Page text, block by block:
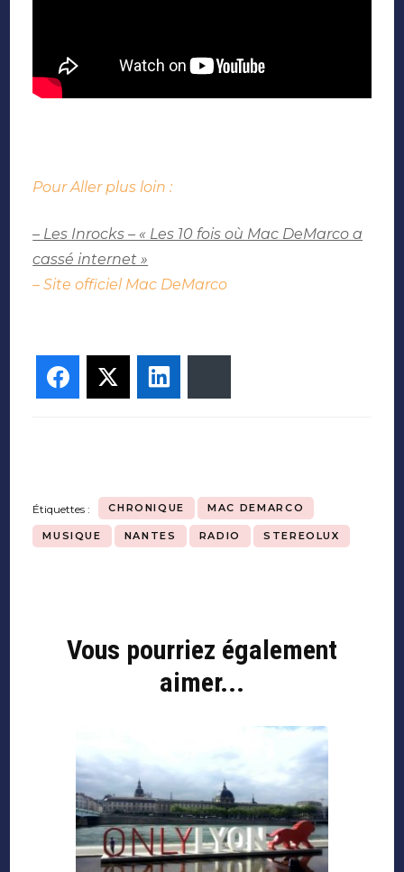
Pour Aller plus loin :
– Les Inrocks – « Les 10 fois où Mac DeMarco a
cassé internet »
– Site officiel Mac DeMarco
FacebookTwitter
Étiquettes : CHRONIQUE MAC DEMARCO
MUSIQUE NANTES RADIO STEREOLUX
Navigation
Vous pourriez également
aimer...